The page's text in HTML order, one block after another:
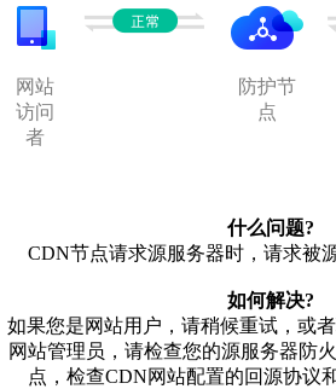
网站
访问
者
防护节
点
什么问题?
CDN节点请求源服务器时，请求被
如何解决?
如果您是网站用户，请稍候重试，或
网站管理员，请检查您的源服务器防
点，检查CDN网站配置的回源协议